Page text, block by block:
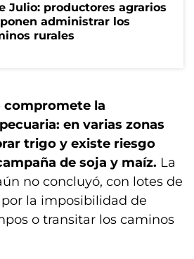
Julio: productores agrarios
administrar los
rurales
compromete la
en varias zonas
trigo y existe riesgo
de soja y maíz. La
no concluyó, con lotes de
la imposibilidad de
o transitar los caminos